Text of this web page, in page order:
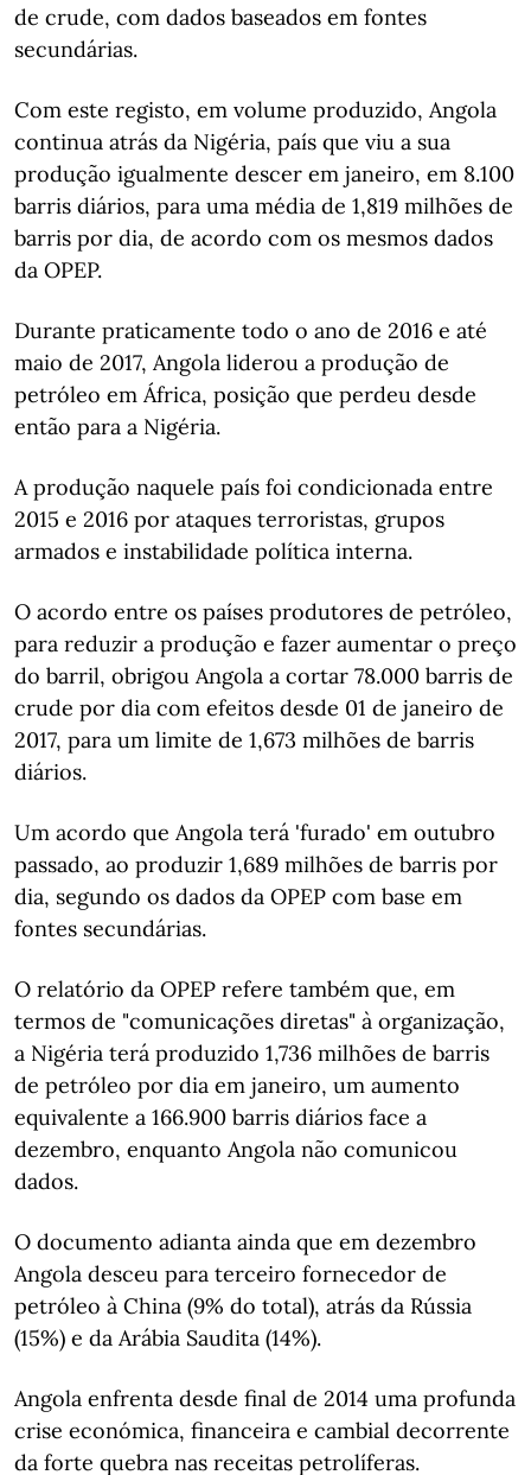
de crude, com dados baseados em fontes
secundárias.
Com este registo, em volume produzido, Angola
continua atrás da Nigéria, país que viu a sua
produção igualmente descer em janeiro, em 8.100
barris diários, para uma média de 1,819 milhões de
barris por dia, de acordo com os mesmos dados
da OPEP.
Durante praticamente todo o ano de 2016 e até
maio de 2017, Angola liderou a produção de
petróleo em África, posição que perdeu desde
então para a Nigéria.
A produção naquele país foi condicionada entre
2015 e 2016 por ataques terroristas, grupos
armados e instabilidade política interna.
O acordo entre os países produtores de petróleo,
para reduzir a produção e fazer aumentar o preço
do barril, obrigou Angola a cortar 78.000 barris de
crude por dia com efeitos desde 01 de janeiro de
2017, para um limite de 1,673 milhões de barris
diários.
Um acordo que Angola terá 'furado' em outubro
passado, ao produzir 1,689 milhões de barris por
dia, segundo os dados da OPEP com base em
fontes secundárias.
O relatório da OPEP refere também que, em
termos de "comunicações diretas" à organização,
a Nigéria terá produzido 1,736 milhões de barris
de petróleo por dia em janeiro, um aumento
equivalente a 166.900 barris diários face a
dezembro, enquanto Angola não comunicou
dados.
O documento adianta ainda que em dezembro
Angola desceu para terceiro fornecedor de
petróleo à China (9% do total), atrás da Rússia
(15%) e da Arábia Saudita (14%).
Angola enfrenta desde final de 2014 uma profunda
crise económica, financeira e cambial decorrente
da forte quebra nas receitas petrolíferas.